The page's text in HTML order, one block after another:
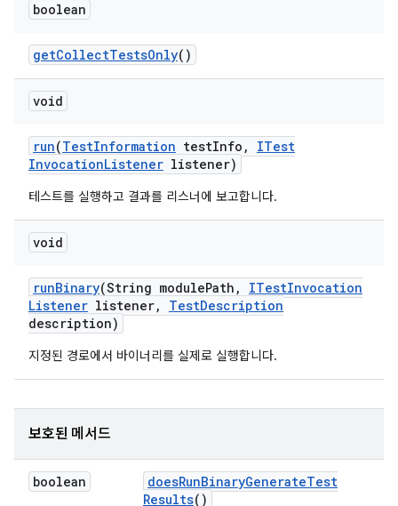
boolean
getCollectTestsOnly()
void
run(TestInformation testInfo ,
ITest
InvocationListener listener)
테스트를 실행하고 결과를 리스너에 보고합니다.
void
runBinary(String modulePath , ITestInvocation
Listener listener, TestDescription
description)
지정된 경로에서 바이너리를 실제로 실행합니다.
보호된 메서드
boolean doesRunBinaryGenerateTest
Results()